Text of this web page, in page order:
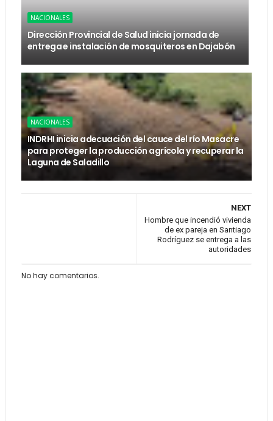
NACIONALES
Dirección Provincial de Salud inicia jornada de
entrega e instalación de mosquiteros en Dajabón
NACIONALES
INDRHI inicia adecuación del cauce del río Masacre
para proteger la producción agrícola y recuperar la
Laguna de Saladillo
NEXT
Hombre que incendió vivienda
de ex pareja en Santiago
Rodríguez se entrega a las
autoridades
No hay comentarios.